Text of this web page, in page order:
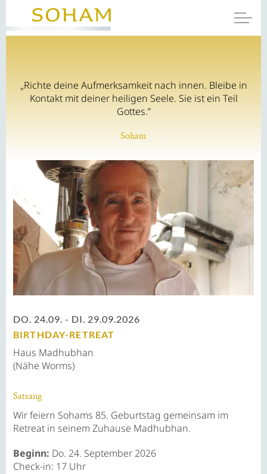
„Richte deine Aufmerksamkeit nach innen. Bleibe in
Kontakt mit deiner heiligen Seele. Sie ist ein Teil
Gottes.”
Soham
DO. 24.09. - DI. 29.09.2026
BIRTHDAY-RETREAT
Haus Madhubhan
(Nähe Worms)
Satsang
Wir feiern Sohams 85. Geburtstag gemeinsam im
Retreat in seinem Zuhause Madhubhan.
Beginn: Do. 24. September 2026
Check-in: 17 Uhr